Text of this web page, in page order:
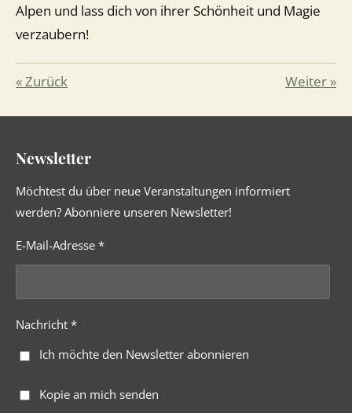
Alpen und lass dich von ihrer Schönheit und Magie
verzaubern!
«Zurück Weiter »
Newsletter
Möchtest du über neue Veranstaltungen informiert
werden? Abonniere unseren Newsletter!
E-Mail-Adresse *
Nachricht *
Ich möchte den Newsletter abonnieren
Kopie an mich senden